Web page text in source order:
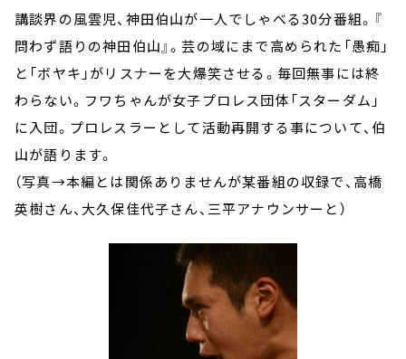
講談界の風雲児、神田伯山が一人でしゃべる30分番組。『
問わず語りの神田伯山』。芸の域にまで高められた「愚痴」
と「ボヤキ」がリスナーを大爆笑させる。毎回無事には終
わらない。フワちゃんが女子プロレス団体「スターダム」
に入団。プロレスラーとして活動再開する事について、伯
山が語ります。
（写真→本編とは関係ありませんが某番組の収録で、高橋
英樹さん、大久保佳代子さん、三平アナウンサーと）